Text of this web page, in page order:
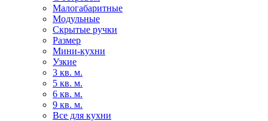
Малогабаритные
Модульные
Скрытые ручки
Размер
Мини-кухни
Узкие
3 кв. м.
5 кв. м.
6 кв. м.
9 кв. м.
Все для кухни